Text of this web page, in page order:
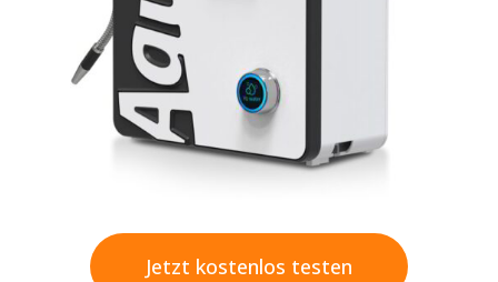
Jetzt kostenlos testen